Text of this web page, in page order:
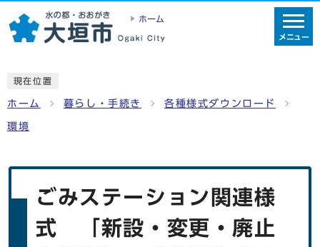
ホーム
メニュー
現在位置
ホーム 暮らし・手続き 各種様式ダウンロード
環境
ごみステーション関連様
式 「新設・変更・廃止